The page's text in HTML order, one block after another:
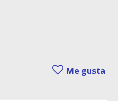
Me gusta